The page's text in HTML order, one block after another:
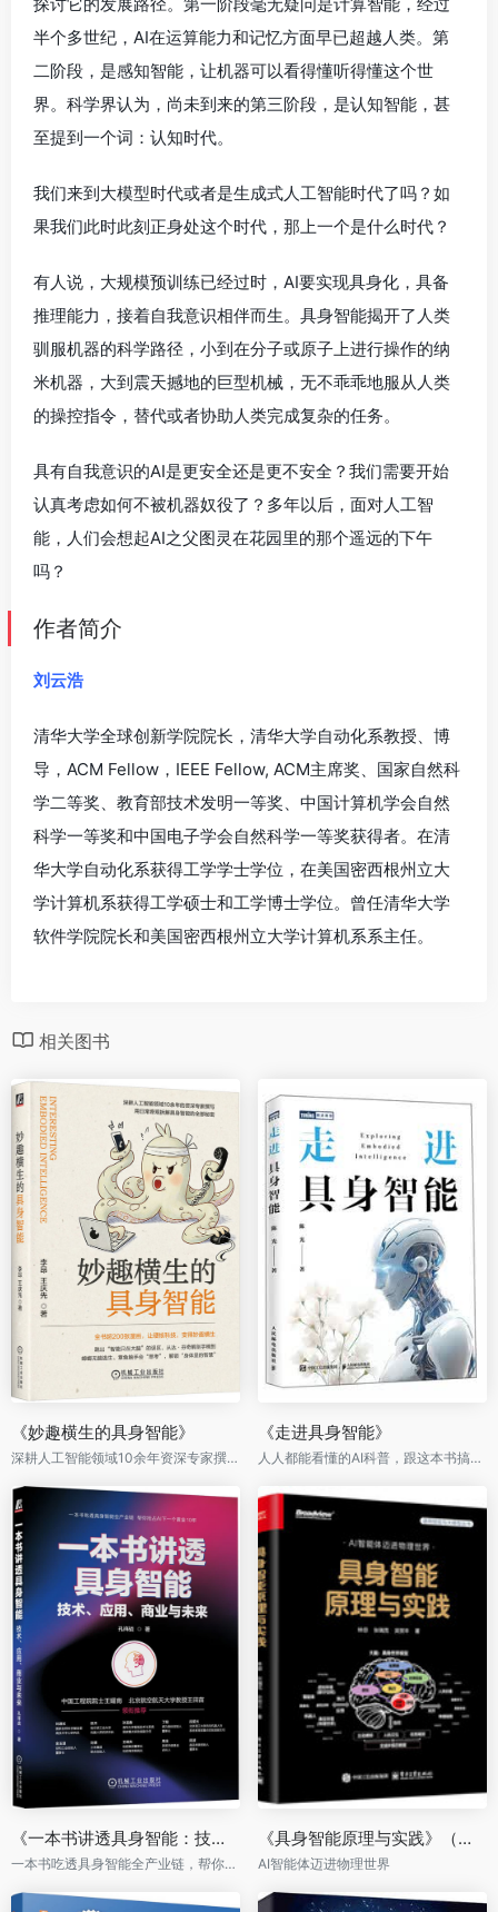
半个多世纪，AI在运算能力和记忆方面早已超越人类。第
二阶段，是感知智能，让机器可以看得懂听得懂这个世
界。科学界认为，尚未到来的第三阶段，是认知智能，甚
至提到一个词：认知时代。
我们来到大模型时代或者是生成式人工智能时代了吗？如
果我们此时此刻正身处这个时代，那上一个是什么时代？
有人说，大规模预训练已经过时，AI要实现具身化，具备
推理能力，接着自我意识相伴而生。具身智能揭开了人类
驯服机器的科学路径，小到在分子或原子上进行操作的纳
米机器，大到震天撼地的巨型机械，无不乖乖地服从人类
的操控指令，替代或者协助人类完成复杂的任务。
具有自我意识的AI是更安全还是更不安全？我们需要开始
认真考虑如何不被机器奴役了？多年以后，面对人工智
能，人们会想起AI之父图灵在花园里的那个遥远的下午
吗？
作者简介
刘云浩
清华大学全球创新学院院长，清华大学自动化系教授、博
导，ACM Fellow，IEEE Fellow, ACM主席奖、国家自然科
学二等奖、教育部技术发明一等奖、中国计算机学会自然
科学一等奖和中国电子学会自然科学一等奖获得者。在清
华大学自动化系获得工学学士学位，在美国密西根州立大
学计算机系获得工学硕士和工学博士学位。曾任清华大学
软件学院院长和美国密西根州立大学计算机系系主任。
相关图书
《妙趣横生的具身智能》
深耕人工智能领域10余年资深专家撰写，用日常奇观拆解具身智能的全部秘密
《走进具身智能》
人人都能看懂的AI科普，跟这本书搞定具身智能机器人
《一本书讲透具身智能：技术、应用、商业与未来》
一本书吃透具身智能全产业链，帮你抢占AI下一个黄金10年
《具身智能原理与实践》（全彩）
AI智能体迈进物理世界